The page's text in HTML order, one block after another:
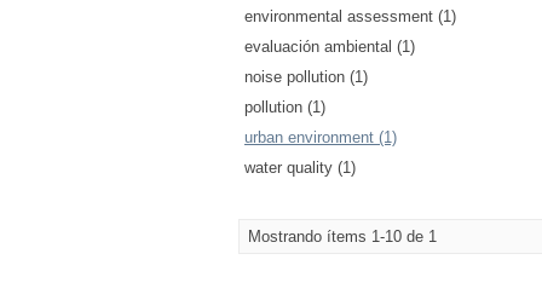
environmental assessment (1)
evaluación ambiental (1)
noise pollution (1)
pollution (1)
urban environment (1)
water quality (1)
Mostrando ítems 1-10 de 1